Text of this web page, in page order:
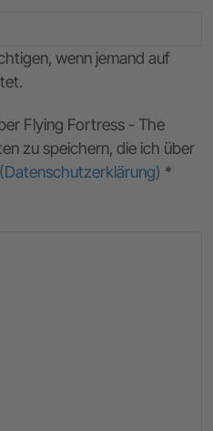
wenn jemand auf
Flying Fortress - The
zu speichern, die ich über
(Datenschutzerklärung) *